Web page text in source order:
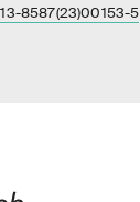
8587(23)00153-5